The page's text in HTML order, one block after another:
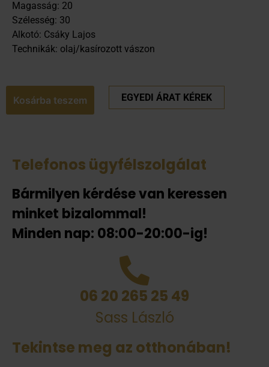
Magasság: 20
Szélesség: 30
Alkotó: Csáky Lajos
Technikák: olaj/kasírozott vászon
Kosárba teszem EGYEDI ÁRAT KÉREK
Telefonos ügyfélszolgálat
Bármilyen kérdése van keressen
minket bizalommal!
Minden nap: 08:00-20:00-ig!
06 20 265 25 49
Sass László
Tekintse meg az otthonában!